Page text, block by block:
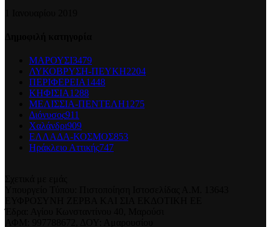
ΜΑΡΟΥΣΙ3479
ΛΥΚΟΒΡΥΣΗ-ΠΕΥΚΗ2204
ΠΕΡΙΦΕΡΕΙΑ1448
ΚΗΦΙΣΙΑ1288
ΜΕΛΙΣΣΙΑ-ΠΕΝΤΕΛΗ1275
Διόνυσος911
Χαλάνδρι909
ΕΛΛΑΔΑ-ΚΟΣΜΟΣ853
Ηράκλειο Αττικής747